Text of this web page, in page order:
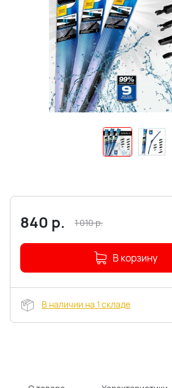
840 р. 1 010р.
В корзину
В наличии на 1 складе